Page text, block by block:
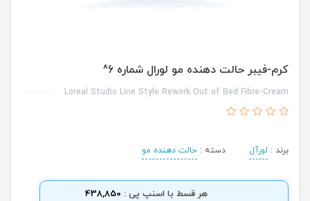
کرم-فیبر حالت دهنده مو لورال شماره 6^
Loreal Studio Line Style Rework Out of Bed Fibre-Cream
برند : لورآل دسته : حالت دهنده مو
هر قسط با اسنپ پی : 438,850